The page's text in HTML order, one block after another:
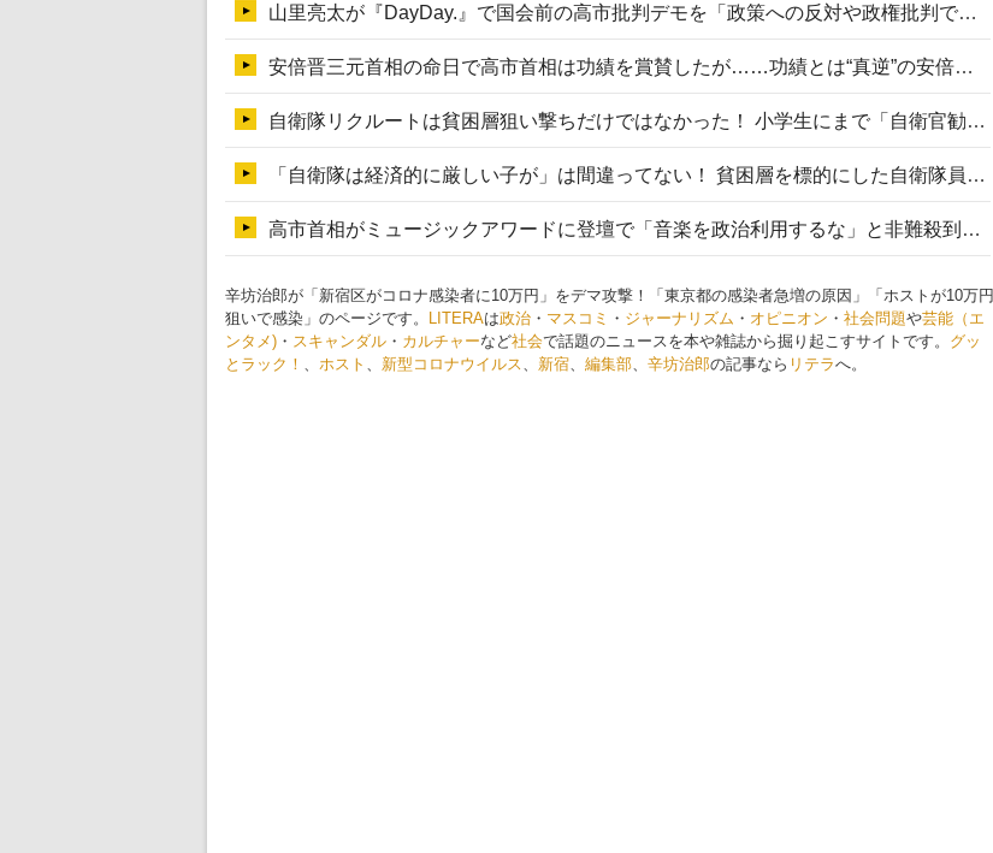
山里亮太が『DayDay.』で国会前の高市批判デモを「政策への反対や政権批判でない」と捻じ曲げ解説 デモ参加者から批判殺到
安倍晋三元首相の命日で高市首相は功績を賞賛したが……功績とは“真逆”の安倍元首相のトンデモ発言を振り返る
自衛隊リクルートは貧困層狙い撃ちだけではなかった！ 小学生にまで「自衛官勧誘」目的のパンフレット作成
「自衛隊は経済的に厳しい子が」は間違ってない！ 貧困層を標的にした自衛隊員募集、やす子、山上被告も…日本でも進む“経済的徴兵制”
高市首相がミュージックアワードに登壇で「音楽を政治利用するな」と非難殺到！ MAJの国策的本質を批判する声も
辛坊治郎が「新宿区がコロナ感染者に10万円」をデマ攻撃！「東京都の感染者急増の原因」「ホストが10万円
狙いで感染」のページです。
LITERAは政治 ・ マスコミ ・ ジャーナリズム ・ オピニオン ・ 社会問題や芸能（エ
ンタメ) ・ スキャンダル ・ カルチャーなど社会で話題のニュースを本や雑誌から掘り起こすサイトです。 グッ
とラック！ 、 ホスト 、 新型コロナウイルス、 新宿、 編集部、 辛坊治郎の記事なら リテラへ。